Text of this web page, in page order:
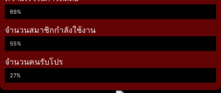
69%
จำนวนสมาชิกกำลังใช้งาน
55%
จำนวนคนรับโปร
27%